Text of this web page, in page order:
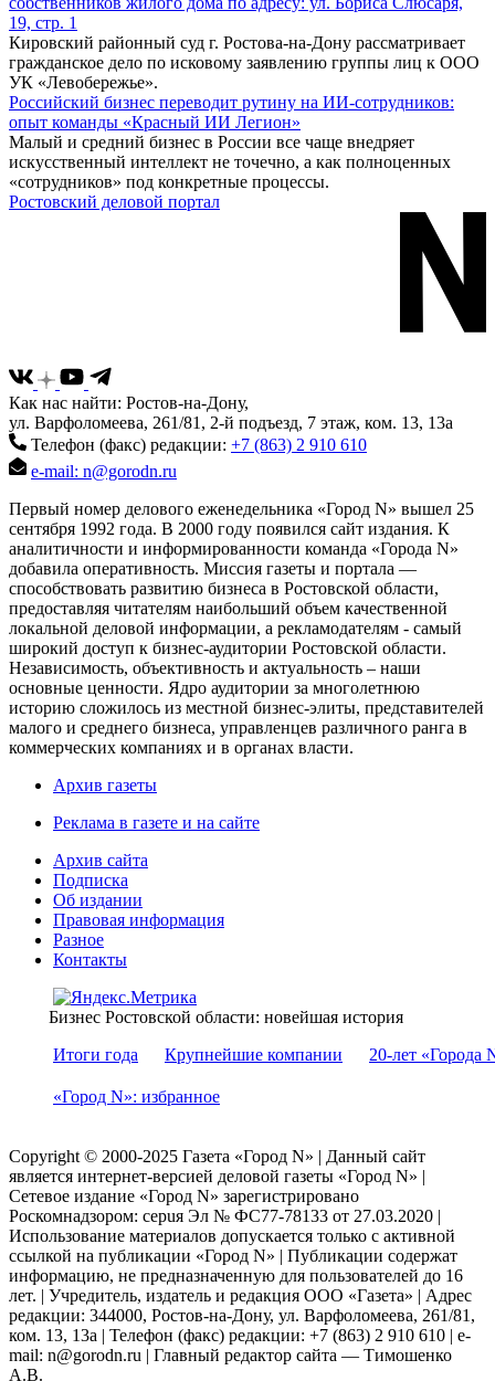
19, стр. 1
Кировский районный суд г. Ростова-на-Дону рассматривает
гражданское дело по исковому заявлению группы лиц к ООО
УК «Левобережье».
Российский бизнес переводит рутину на ИИ-сотрудников:
опыт команды «Красный ИИ Легион»
Малый и средний бизнес в России все чаще внедряет
искусственный интеллект не точечно, а как полноценных
«сотрудников» под конкретные процессы.
Ростовский деловой портал
Как нас найти: Ростов-на-Дону,
ул. Варфоломеева, 261/81, 2-й подъезд, 7 этаж, ком. 13, 13а
Телефон (факс) редакции: +7 (863) 2 910 610
e-mail: n@gorodn.ru
Первый номер делового еженедельника «Город N» вышел 25
сентября 1992 года. В 2000 году появился сайт издания. К
аналитичности и информированности команда «Города N»
добавила оперативность. Миссия газеты и портала —
способствовать развитию бизнеса в Ростовской области,
предоставляя читателям наибольший объем качественной
локальной деловой информации, а рекламодателям - самый
широкий доступ к бизнес-аудитории Ростовской области.
Независимость, объективность и актуальность – наши
основные ценности. Ядро аудитории за многолетнюю
историю сложилось из местной бизнес-элиты, представителей
малого и среднего бизнеса, управленцев различного ранга в
коммерческих компаниях и в органах власти.
Архив газеты
Реклама в газете и на сайте
Архив сайта
Подписка
Об издании
Правовая информация
Разное
Контакты
Бизнес Ростовской области: новейшая история
Итоги года
Крупнейшие компании 20-лет «Города
«Город N»: избранное
Copyright © 2000-2025 Газета «Город N» | Данный сайт
является интернет-версией деловой газеты «Город N» |
Сетевое издание «Город N» зарегистрировано
Роскомнадзором: серuя Эл № ФС77-78133 от 27.03.2020 |
Использование материалов допускается только с активной
ссылкой на публикации «Город N» | Публикации содержат
информацию, не предназначенную для пользователей до 16
лет. | Учредитель, издатель и редакция ООО «Газета» | Адрес
редакции: 344000, Ростов-на-Дону, ул. Варфоломеева, 261/81,
ком. 13, 13а | Телефон (факс) редакции: +7 (863) 2 910 610 | e-
mail: n@gorodn.ru | Главный редактор сайта — Тимошенко
А.В.